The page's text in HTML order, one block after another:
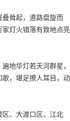
耸起，道路盘旋而
灯火错落有致地点亮
地华灯若天河群星，
歌，堪足撩人耳目，动
、大渡口区、江北